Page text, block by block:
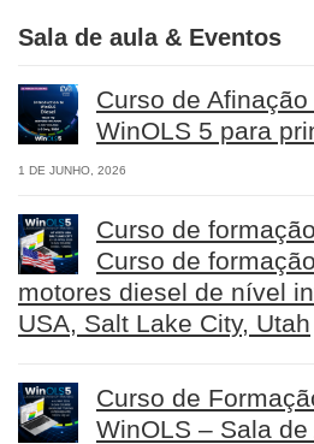
One
Sala de aula & Eventos
Curso de
WinOLS 5 para
1 DE JUNHO, 2026
Curso de
Curso de
motores diesel de nível
USA, Salt Lake City, Utah
Curso de
WinOLS – Sala